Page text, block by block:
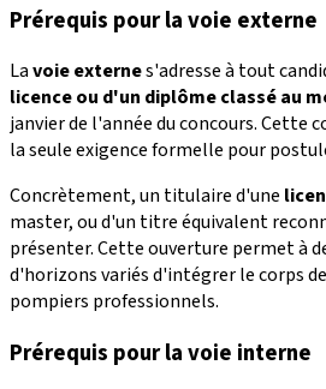
Prérequis pour la voie externe
Lavoie externes'adresse à tout
licence ou d'un diplôme classé au
janvier de l'année du concours. Cette
la seule exigence formelle pour
Concrètement, un titulaire d'une
master, ou d'un titre équivalent
présenter. Cette ouverture permet à
d'horizons variés d'intégrer le corps
pompiers professionnels.
Prérequis pour la voie interne